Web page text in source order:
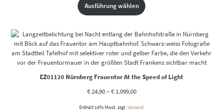
Ausführung wählen
EZ01120 Nürnberg Frauentor At the Speed of Light
€24,90–€1.099,00
Enthält 19% Mwst. zzgl.Versand